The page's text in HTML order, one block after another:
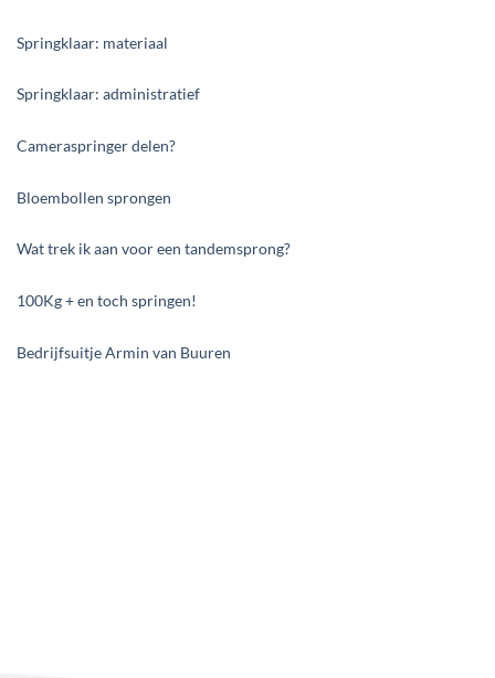
Springklaar: materiaal
Springklaar: administratief
Cameraspringer delen?
Bloembollen sprongen
Wat trek ik aan voor een tandemsprong?
100Kg + en toch springen!
Bedrijfsuitje Armin van Buuren